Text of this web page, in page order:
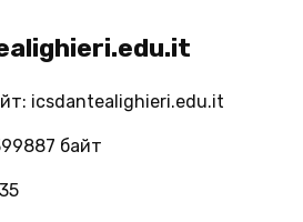
icsdantealighieri.edu.it
байт